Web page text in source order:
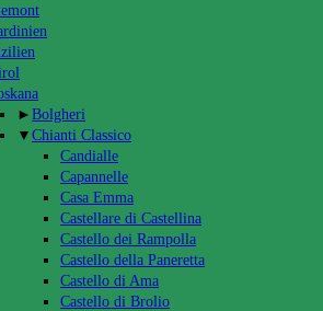
► Bolgheri
▼ Chianti Classico
Candialle
Capannelle
Casa Emma
Castellare di Castellina
Castello dei Rampolla
Castello della Paneretta
Castello di Ama
Castello di Brolio